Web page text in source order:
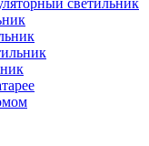
светильник